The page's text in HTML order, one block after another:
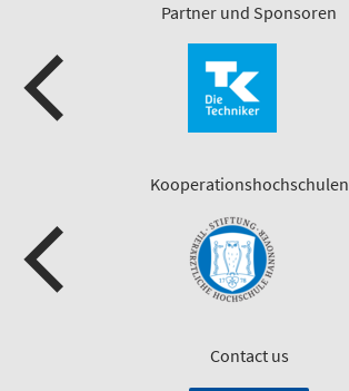
Partner und Sponsoren
Kooperationshochschulen
Contact us